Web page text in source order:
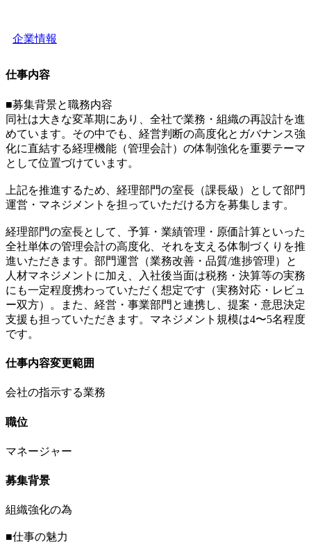
企業情報
仕事内容
■募集背景と職務内容
同社は大きな変革期にあり、全社で業務・組織の再設計を進
めています。その中でも、経営判断の高度化とガバナンス強
化に直結する経理機能（管理会計）の体制強化を重要テーマ
として位置づけています。
上記を推進するため、経理部門の室長（課長級）として部門
運営・マネジメントを担っていただける方を募集します。
経理部門の室長として、予算・業績管理・原価計算といった
全社単体の管理会計の高度化、それを支える体制づくりを推
進いただきます。部門運営（業務改善・品質/進捗管理）と
人材マネジメントに加え、入社後当面は税務・決算等の実務
にも一定程度携わっていただく想定です（実務対応・レビュ
ー双方）。また、経営・事業部門と連携し、提案・意思決定
支援も担っていただきます。マネジメント規模は4〜5名程度
です。
仕事内容変更範囲
会社の指示する業務
職位
マネージャー
募集背景
組織強化の為
■仕事の魅力